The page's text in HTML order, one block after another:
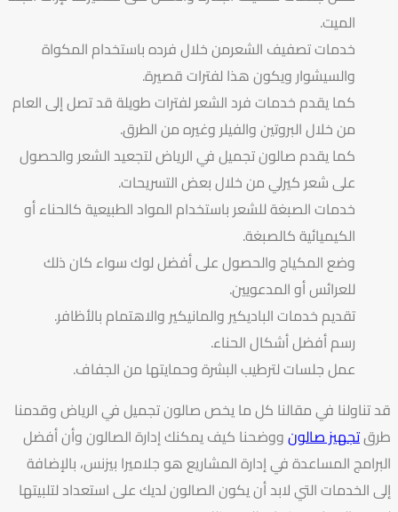
الميت.
خدمات تصفيف الشعرمن خلال فرده باستخدام المكواة
والسيشوار ويكون هذا لفترات قصيرة.
كما يقدم خدمات فرد الشعر لفترات طويلة قد تصل إلى العام
من خلال البروتين والفيلر وغيره من الطرق.
كما يقدم صالون تجميل في الرياض لتجعيد الشعر والحصول
على شعر كيرلي من خلال بعض التسريحات.
خدمات الصبغة للشعر باستخدام المواد الطبيعية كالحناء أو
الكيميائية كالصبغة.
وضع المكياج والحصول على أفضل لوك سواء كان ذلك
للعرائس أو المدعويين.
تقديم خدمات الباديكير والمانيكير والاهتمام بالأظافر.
رسم أفضل أشكال الحناء.
عمل جلسات لترطيب البشرة وحمايتها من الجفاف.
قد تناولنا في مقالنا كل ما يخص صالون تجميل في الرياض وقدمنا
طرقتجهيز صالونووضحنا كيف يمكنك إدارة الصالون وأن أفضل
البرامج المساعدة في إدارة المشاريع هو جلاميرا بيزنس، بالإضافة
إلى الخدمات التي لابد أن يكون الصالون لديك على استعداد لتلبيتها